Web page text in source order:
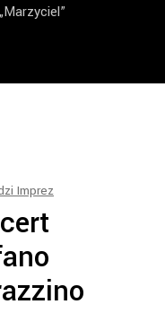
Imprez